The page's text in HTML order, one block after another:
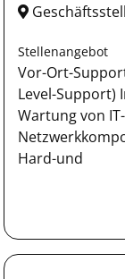
Stellenangebot
Vor-Ort-
Level-Support)
Wartung von
Hard-und